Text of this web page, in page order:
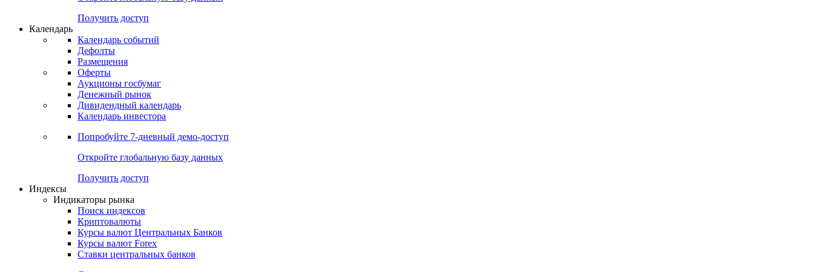
Попробуйте7-дневный
Откройте глобальную базу данных
Получить доступ
Календарь
Календарь событий
Дефолты
Размещения
Оферты
Аукционы госбумаг
Денежный рынок
Дивидендный календарь
Календарь инвестора
Попробуйте7-дневный
Получить доступ
Индикаторы рынка
Поиск индексов
Криптовалюты